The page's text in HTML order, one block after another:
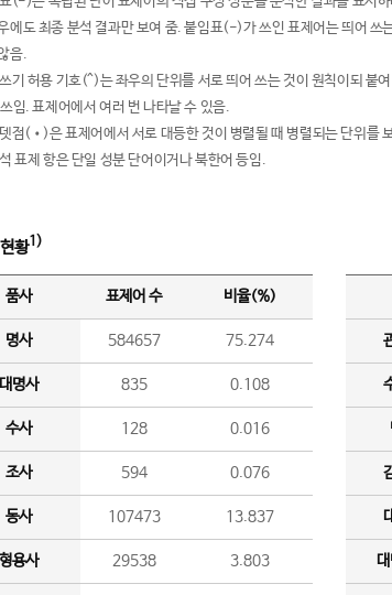
에도 최종 분석 결과만 보여 줌. 붙임표(-)가 쓰인 표제어는 띄어
음.
기 허용 기호(^)는 좌우의 단위를 서로 띄어 쓰는 것이 원칙이되 붙
임. 표제어에서 여러 번 나타날 수 있음.
점(•)은 표제어에서 서로 대등한 것이 병렬될 때 병렬되는 단위를
표제 항은 단일 성분 단어이거나 북한어 등임.
황1)
품사 표제어 수 비율(%)
명사 584657 75.274
명사 835 0.108
수사 128 0.016
조사 594 0.076
동사 107473 13.837
용사 29538 3.803